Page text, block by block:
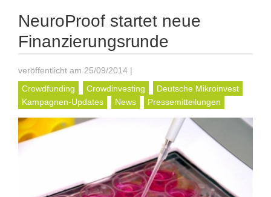
NeuroProof startet neue
Finanzierungsrunde
veröffentlicht am 25/09/2014 |
Crowdfunding
Crowdinvesting
Deutsche Mikroinvest
Kampagnen-Updates
News Pressemitteilungen